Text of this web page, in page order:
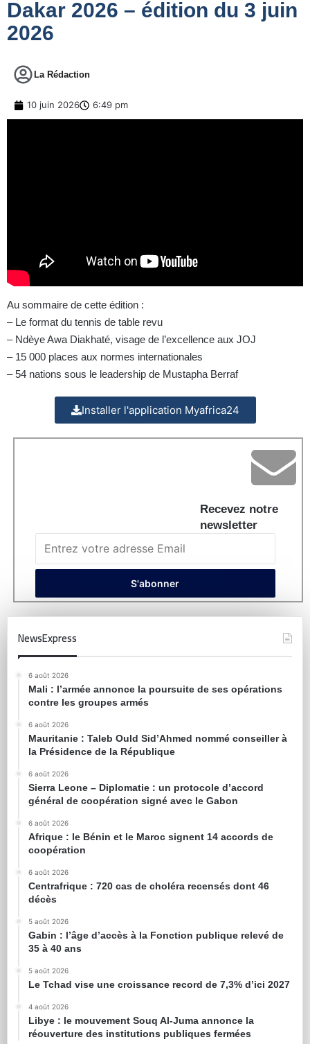
Dakar 2026 – édition du 3 juin
2026
La Rédaction
10 juin 2026 6:49 pm
Au sommaire de cette édition :
– Le format du tennis de table revu
– Ndèye Awa Diakhaté, visage de l’excellence aux JOJ
– 15 000 places aux normes internationales
– 54 nations sous le leadership de Mustapha Berraf
Installer l'application Myafrica24
Recevez notre
newsletter
NewsExpress
6 août 2026
Mali : l’armée annonce la poursuite de ses opérations
contre les groupes armés
6 août 2026
Mauritanie : Taleb Ould Sid’Ahmed nommé conseiller à
la Présidence de la République
6 août 2026
Sierra Leone – Diplomatie : un protocole d’accord
général de coopération signé avec le Gabon
6 août 2026
Afrique : le Bénin et le Maroc signent 14 accords de
coopération
6 août 2026
Centrafrique : 720 cas de choléra recensés dont 46
décès
5 août 2026
Gabin : l’âge d’accès à la Fonction publique relevé de
35 à 40 ans
5 août 2026
Le Tchad vise une croissance record de 7,3% d’ici 2027
4 août 2026
Libye : le mouvement Souq Al-Juma annonce la
réouverture des institutions publiques fermées